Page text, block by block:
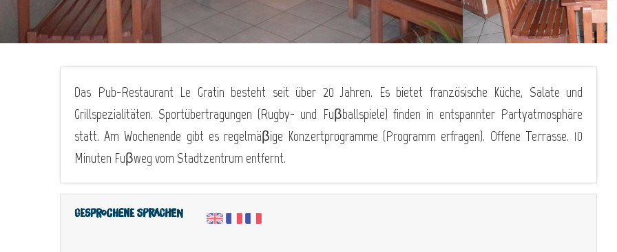
Das Pub-Restaurant Le Gratin besteht seit über 20 Jahren. Es bietet französische Küche, Salate und
Grillspezialitäten. Sportübertragungen (Rugby- und Fuβballspiele) finden in entspannter Partyatmosphäre
statt. Am Wochenende gibt es regelmäβige Konzertprogramme (Programm erfragen). Offene Terrasse. 10
Minuten Fuβweg vom Stadtzentrum entfernt.
Gesprochene Sprachen